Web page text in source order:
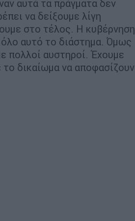
αυτά τα πράγματα δεν
να δείξουμε λίγη
στο τέλος. Η κυβέρνηση
όλο αυτό το διάστημα. Όμως
πολλοί αυστηροί. Έχουμε
δικαίωμα να αποφασίζουν